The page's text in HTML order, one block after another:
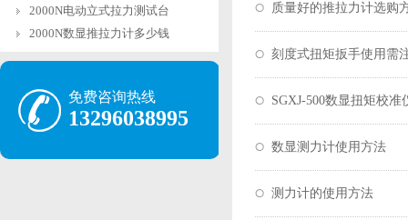
2000N电动立式拉力测试台
2000N数显推拉力计多少钱
免费咨询热线
13296038995
质量好的推拉力计选购
刻度式扭矩扳手使用需
SGXJ-500数显扭矩校
数显测力计使用方法
测力计的使用方法